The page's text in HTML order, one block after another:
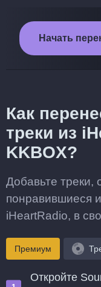
Начать
Как
треки из
KKBOX?
Добавьте треки,
понравившиеся
iHeartRadio, в
Премиум
Откройте